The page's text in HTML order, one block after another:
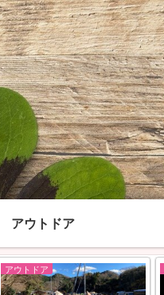
アウトドア
アウトドア